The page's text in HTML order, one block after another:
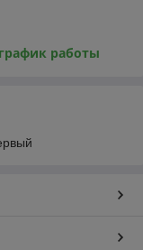
работы